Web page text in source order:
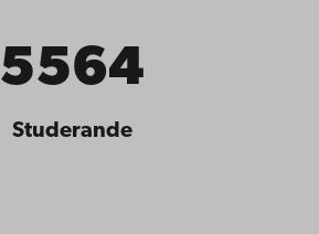
5564
Studerande